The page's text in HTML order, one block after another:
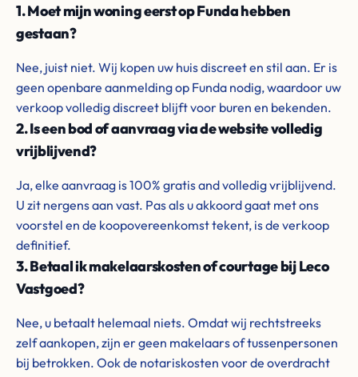
1. Moet mijn woning eerst op Funda hebben
gestaan?
Nee, juist niet. Wij kopen uw huis discreet en stil aan. Er is
geen openbare aanmelding op Funda nodig, waardoor uw
verkoop volledig discreet blijft voor buren en bekenden.
2. Is een bod of aanvraag via de website volledig
vrijblijvend?
Ja, elke aanvraag is 100% gratis and volledig vrijblijvend.
U zit nergens aan vast. Pas als u akkoord gaat met ons
voorstel en de koopovereenkomst tekent, is de verkoop
definitief.
3. Betaal ik makelaarskosten of courtage bij Leco
Vastgoed?
Nee, u betaalt helemaal niets. Omdat wij rechtstreeks
zelf aankopen, zijn er geen makelaars of tussenpersonen
bij betrokken. Ook de notariskosten voor de overdracht